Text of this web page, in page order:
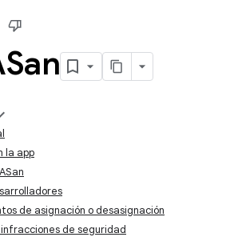
la app
de asignación o desasignación
de seguridad